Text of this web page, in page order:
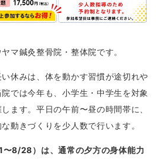
マ鍼灸整骨院・整体院です。
休みは、体を動かす習慣が途切れや
では今年も、小学生・中学生を対象
ます。平日の午前〜昼の時間帯に、
動きづくりを少人数で行います。
8/28）は、通常の夕方の身体能力